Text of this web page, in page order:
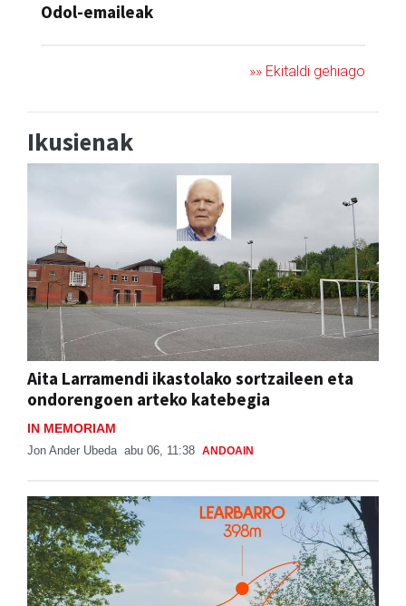
Odol-emaileak
»» Ekitaldi gehiago
Ikusienak
Aita Larramendi ikastolako sortzaileen eta
ondorengoen arteko katebegia
IN MEMORIAM
Jon Ander Ubeda abu 06, 11:38 ANDOAIN